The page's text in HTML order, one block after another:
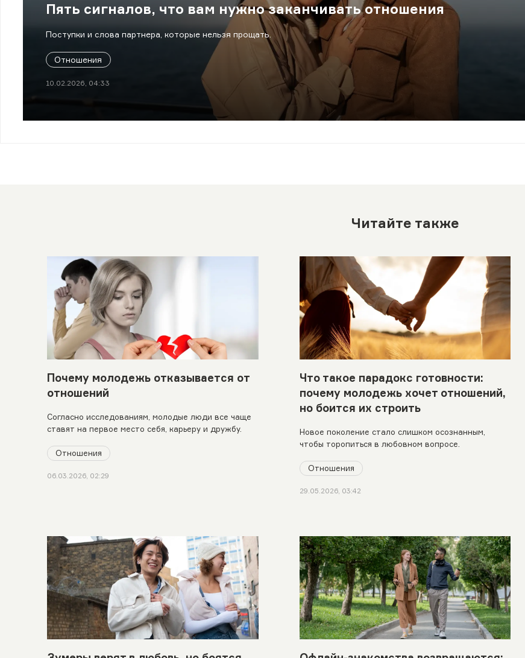
Пять сигналов, что вам нужно заканчивать отношения
Поступки и слова партнера, которые нельзя прощать.
Отношения
10.02.2026, 04:33
Читайте также
Почему молодежь отказывается от
отношений
Согласно исследованиям, молодые люди все чаще
ставят на первое место себя, карьеру и дружбу.
Отношения
06.03.2026, 02:29
Что такое парадокс готовности:
почему молодежь хочет отношений,
но боится их строить
Новое поколение стало слишком осознанным,
чтобы торопиться в любовном вопросе.
Отношения
29.05.2026, 03:42